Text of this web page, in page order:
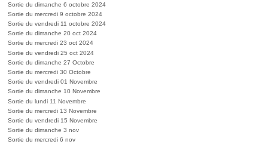
Sortie du dimanche 6 octobre 2024
Sortie du mercredi 9 octobre 2024
Sortie du vendredi 11 octobre 2024
Sortie du dimanche 20 oct 2024
Sortie du mercredi 23 oct 2024
Sortie du vendredi 25 oct 2024
Sortie du dimanche 27 Octobre
Sortie du mercredi 30 Octobre
Sortie du vendredi 01 Novembre
Sortie du dimanche 10 Novembre
Sortie du lundi 11 Novembre
Sortie du mercredi 13 Novembre
Sortie du vendredi 15 Novembre
Sortie du dimanche 3 nov
Sortie du mercredi 6 nov